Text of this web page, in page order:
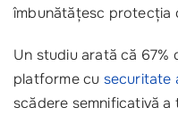
îmbunătățesc protecția
Un studiu arată că 67%
platforme cu securitate
scădere semnificativă